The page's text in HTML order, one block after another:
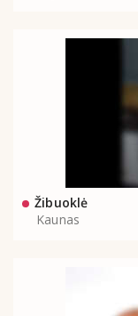
Žibuoklė
Kaunas